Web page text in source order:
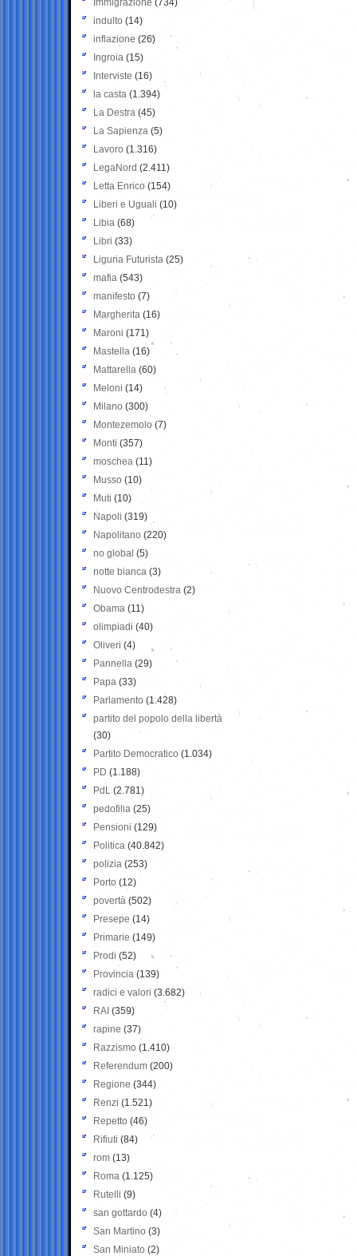
Immigrazione (734)
indulto (14)
inflazione (26)
Ingroia (15)
Interviste (16)
la casta (1.394)
La Destra (45)
La Sapienza (5)
Lavoro (1.316)
LegaNord (2.411)
Letta Enrico (154)
Liberi e Uguali (10)
Libia (68)
Libri (33)
Liguria Futurista (25)
mafia (543)
manifesto (7)
Margherita (16)
Maroni (171)
Mastella (16)
Mattarella (60)
Meloni (14)
Milano (300)
Montezemolo (7)
Monti (357)
moschea (11)
Musso (10)
Muti (10)
Napoli (319)
Napolitano (220)
no global (5)
notte bianca (3)
Nuovo Centrodestra (2)
Obama (11)
olimpiadi (40)
Oliveri (4)
Pannella (29)
Papa (33)
Parlamento (1.428)
partito del popolo della libertà
(30)
Partito Democratico (1.034)
PD (1.188)
PdL (2.781)
pedofilia (25)
Pensioni (129)
Politica (40.842)
polizia (253)
Porto (12)
povertà (502)
Presepe (14)
Primarie (149)
Prodi (52)
Provincia (139)
radici e valori (3.682)
RAI (359)
rapine (37)
Razzismo (1.410)
Referendum (200)
Regione (344)
Renzi (1.521)
Repetto (46)
Rifiuti (84)
rom (13)
Roma (1.125)
Rutelli (9)
san gottardo (4)
San Martino (3)
San Miniato (2)